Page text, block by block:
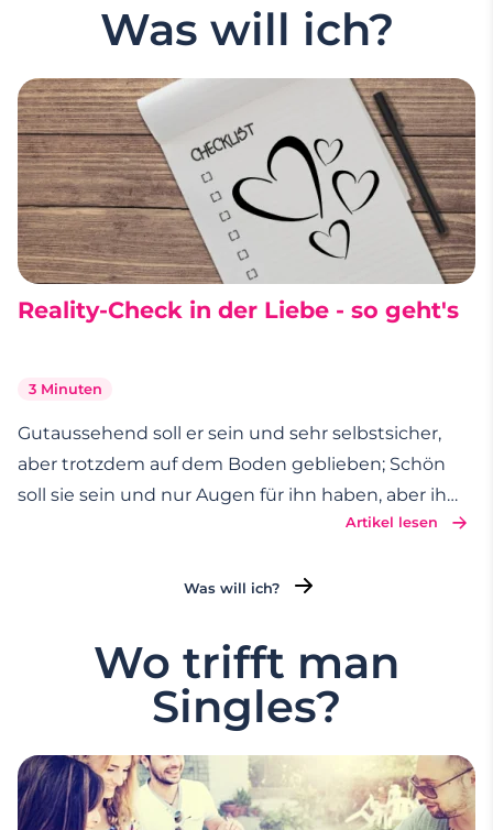
Was will ich?
Reality-Check in der Liebe - so geht's
3 Minuten
Gutaussehend soll er sein und sehr selbstsicher,
aber trotzdem auf dem Boden geblieben; Schön
soll sie sein und nur Augen für ihn haben, aber ihm
trotzdem jede Freiheit lassen. Erkennen Sie sich
Katharina Ohana verrät, wie man sich realistisch
Artikel lesen
Was will ich?
Wo trifft man
Singles?